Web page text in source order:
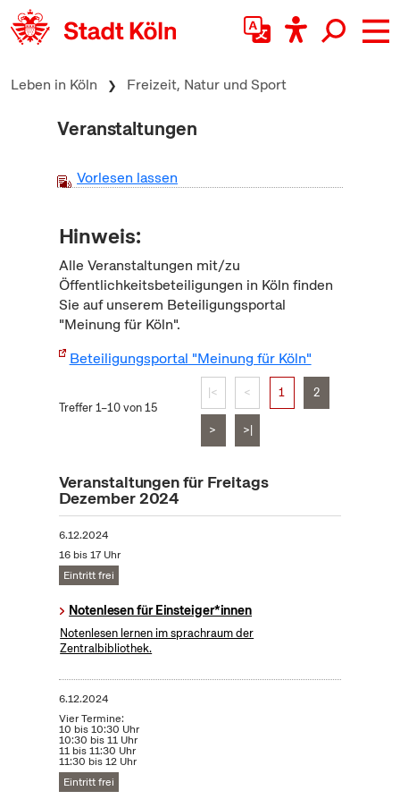
zum Inhalt springen
Leben in Köln Freizeit, Natur und Sport
Veranstaltungen
Vorlesen lassen
Hinweis:
Alle Veranstaltungen mit/zu
Öffentlichkeitsbeteiligungen in Köln finden
Sie auf unserem Beteiligungsportal
"Meinung für Köln".
Beteiligungsportal "Meinung für Köln"
Treffer 1–10 von 15
|< < 1 2
> >|
Veranstaltungen für Freitags
Dezember 2024
6.12.2024
16 bis 17 Uhr
Eintritt frei
Notenlesen für Einsteiger*innen
Notenlesen lernen im sprachraum der
Zentralbibliothek.
6.12.2024
Vier Termine:
10 bis 10:30 Uhr
10:30 bis 11 Uhr
11 bis 11:30 Uhr
11:30 bis 12 Uhr
Eintritt frei